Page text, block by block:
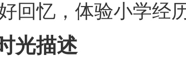
回忆，体验小学经
光描述